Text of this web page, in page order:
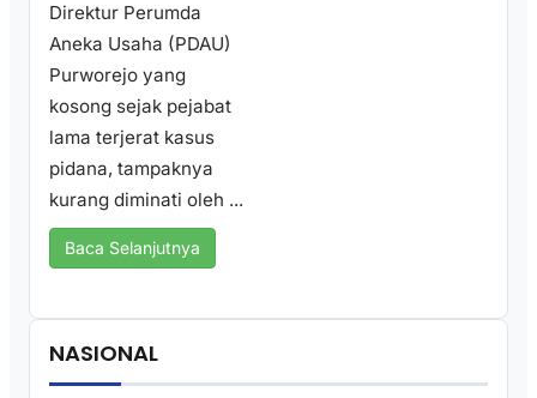
Direktur Perumda
Aneka Usaha (PDAU)
Purworejo yang
kosong sejak pejabat
lama terjerat kasus
pidana, tampaknya
kurang diminati oleh ...
Baca Selanjutnya
NASIONAL